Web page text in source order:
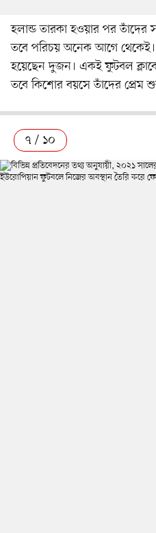
হলান্ড তারকা হওয়ার পর
তবে পরিচয় অনেক আগে থেকেই।
হয়েছেন দুজন। একই ফুটবল
তবে কিশোর বয়সে তাঁদের প্রেম
৭ / ১০